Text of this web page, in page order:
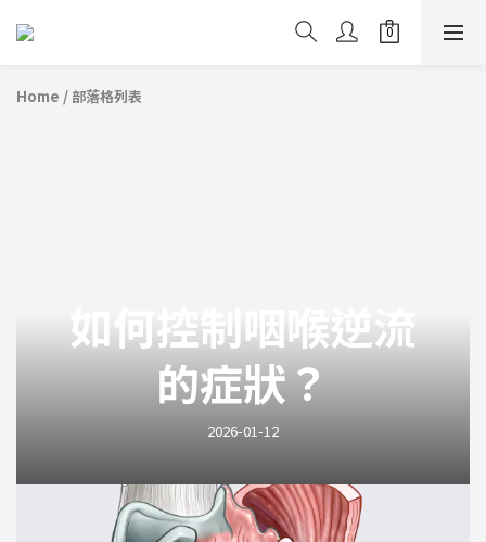
Home / 部落格列表
如何控制咽喉逆流
的症狀？
2026-01-12